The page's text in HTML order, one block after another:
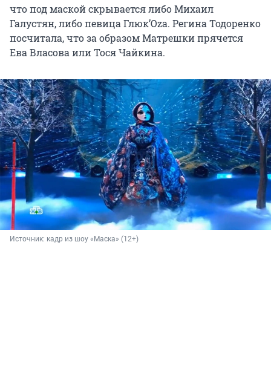
что под маской скрывается либо Михаил
Галустян, либо певица Глюк’Oza. Регина Тодоренко
посчитала, что за образом Матрешки прячется
Ева Власова или Тося Чайкина.
Источник: кадр из шоу «Маска» (12+)